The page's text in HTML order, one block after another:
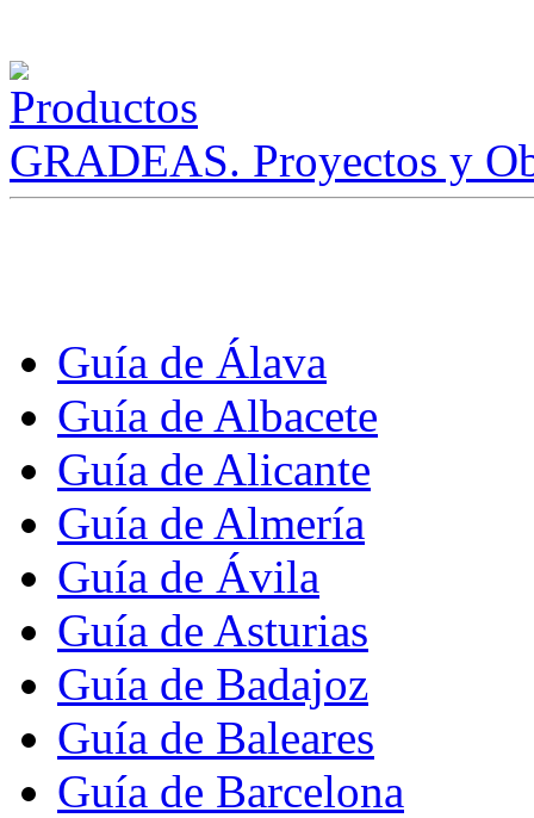
GRADEAS. Proyectos y
Guía de Álava
Guía de Albacete
Guía de Alicante
Guía de Almería
Guía de Ávila
Guía de Asturias
Guía de Badajoz
Guía de Baleares
Guía de Barcelona